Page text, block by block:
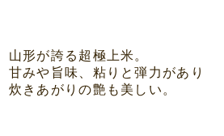
山形が誇る超極上米。
甘みや旨味、粘りと弾力があり
炊きあがりの艶も美しい。